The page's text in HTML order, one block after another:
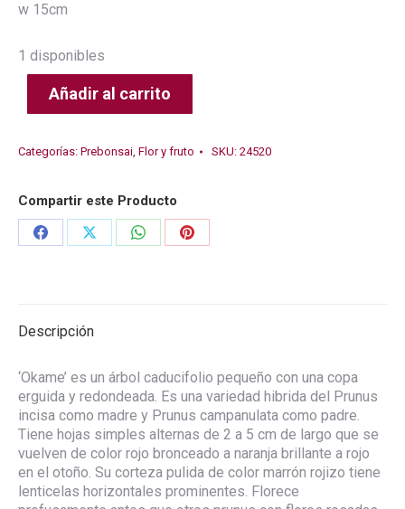
w 15cm
1 disponibles
Añadir al carrito
Categorías: Prebonsai, Flor y fruto SKU: 24520
Compartir este Producto
Share
Share
Share
Share
Descripción
‘Okame’ es un árbol caducifolio pequeño con una copa
erguida y redondeada. Es una variedad hibrida del Prunus
incisa como madre y Prunus campanulata como padre.
Tiene hojas simples alternas de 2 a 5 cm de largo que se
vuelven de color rojo bronceado a naranja brillante a rojo
en el otoño. Su corteza pulida de color marrón rojizo tiene
lenticelas horizontales prominentes. Florece